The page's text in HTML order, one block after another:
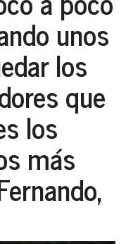
unos
los
que
los
más